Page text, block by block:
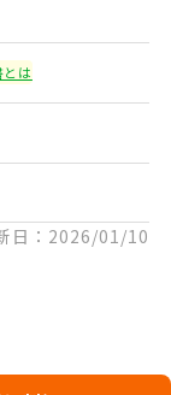
は
日：2026/01/10